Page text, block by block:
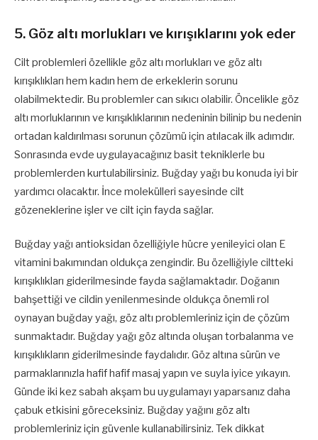
5. Göz altı morlukları ve kırışıklarını yok eder
Cilt problemleri özellikle göz altı morlukları ve göz altı
kırışıklıkları hem kadın hem de erkeklerin sorunu
olabilmektedir. Bu problemler can sıkıcı olabilir. Öncelikle göz
altı morluklarının ve kırışıklıklarının nedeninin bilinip bu nedenin
ortadan kaldırılması sorunun çözümü için atılacak ilk adımdır.
Sonrasında evde uygulayacağınız basit tekniklerle bu
problemlerden kurtulabilirsiniz. Buğday yağı bu konuda iyi bir
yardımcı olacaktır. İnce molekülleri sayesinde cilt
gözeneklerine işler ve cilt için fayda sağlar.
Buğday yağı antioksidan özelliğiyle hücre yenileyici olan E
vitamini bakımından oldukça zengindir. Bu özelliğiyle ciltteki
kırışıklıkları giderilmesinde fayda sağlamaktadır. Doğanın
bahşettiği ve cildin yenilenmesinde oldukça önemli rol
oynayan buğday yağı, göz altı problemleriniz için de çözüm
sunmaktadır. Buğday yağı göz altında oluşan torbalanma ve
kırışıklıkların giderilmesinde faydalıdır. Göz altına sürün ve
parmaklarınızla hafif hafif masaj yapın ve suyla iyice yıkayın.
Günde iki kez sabah akşam bu uygulamayı yaparsanız daha
çabuk etkisini göreceksiniz. Buğday yağını göz altı
problemleriniz için güvenle kullanabilirsiniz. Tek dikkat